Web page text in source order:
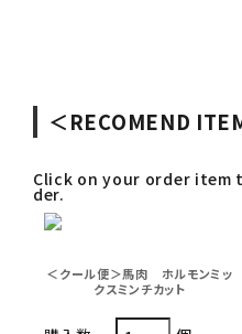
＜RECOMEND
Click on your order item
der.
＜クール便＞馬肉 ホルモンミッ
クスミンチカット